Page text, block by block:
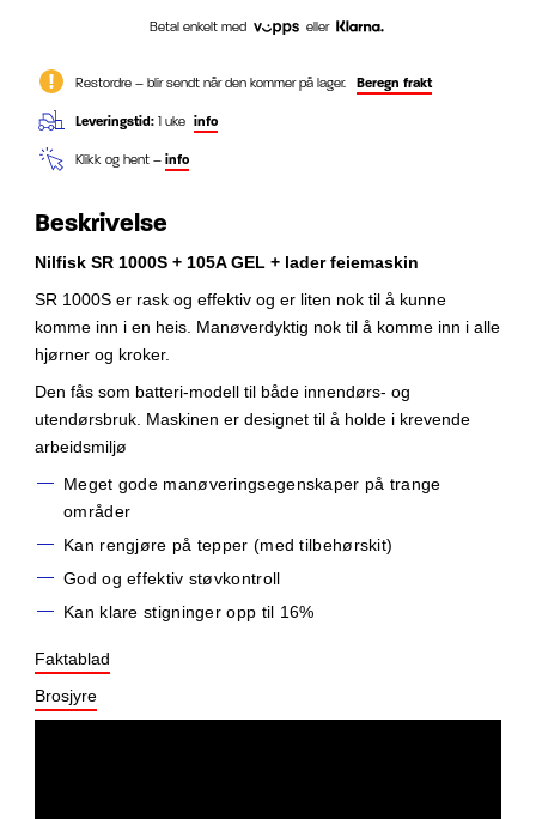
Betal enkelt med eller
Restordre – blir sendt når den kommer på lager. Beregn frakt
Leveringstid: 1 uke info
Klikk og hent – info
Beskrivelse
Nilfisk SR 1000S + 105A GEL + lader feiemaskin
SR 1000S er rask og effektiv og er liten nok til å kunne
komme inn i en heis. Manøverdyktig nok til å komme inn i alle
hjørner og kroker.
Den fås som batteri-modell til både innendørs- og
utendørsbruk. Maskinen er designet til å holde i krevende
arbeidsmiljø
Meget gode manøveringsegenskaper på trange
områder
Kan rengjøre på tepper (med tilbehørskit)
God og effektiv støvkontroll
Kan klare stigninger opp til 16%
Faktablad
Brosjyre